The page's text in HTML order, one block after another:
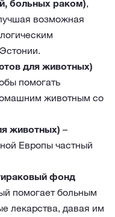
больных раком),
возможная
для животных)
помогать
животным со
животных) –
Европы частный
фонд
помогает больным
лекарства, давая им